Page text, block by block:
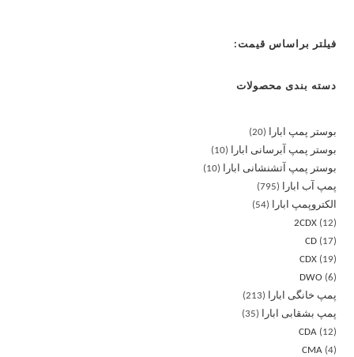
فیلتر براساس قیمت:
دسته بندی محصولات
بوستر پمپ ابارا
20
بوستر پمپ آبرسانی ابارا
10
بوستر پمپ آتشنشانی ابارا
10
پمپ آب ابارا
795
الکتروپمپ ابارا
54
2CDX
12
CD
17
CDX
19
DWO
6
پمپ خانگی ابارا
213
پمپ بشقابی ابارا
35
CDA
12
CMA 4